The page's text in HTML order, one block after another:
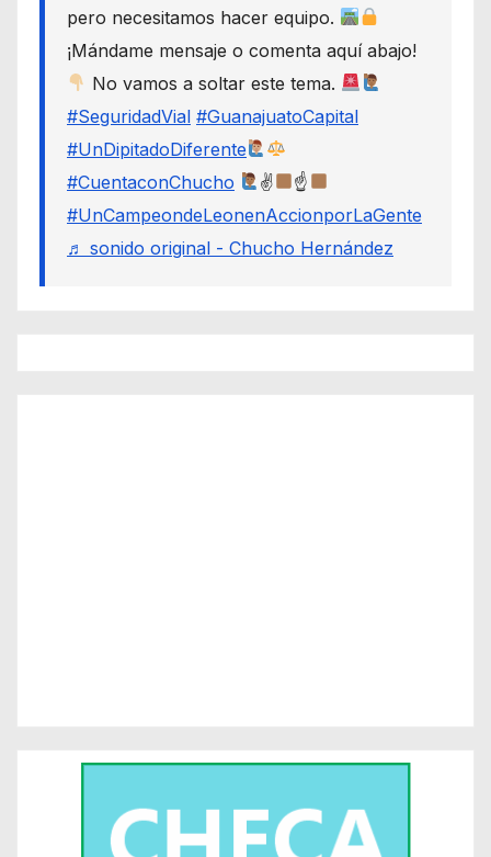
pero necesitamos hacer equipo.
¡Mándame mensaje o comenta aquí abajo!
No vamos a soltar este tema.
#SeguridadVial #GuanajuatoCapital
#UnDipitadoDiferente
#CuentaconChucho
✌
☝
#UnCampeondeLeonenAccionporLaGente
♬ sonido original - Chucho Hernández